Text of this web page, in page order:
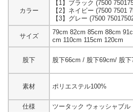
カラー
【1】ブラック (7500
【2】ネイビー (7500 7501
【3】グレー (7500
サイズ
79cm 82cm 85cm 88cm
cm 110cm 115cm 120cm
股下 股下66cm / 股下69cm/ 股
素材 ポリエステル100%
仕様
ツータック ウォッシャブル